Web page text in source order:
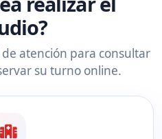
atención para consultar
su turno online.